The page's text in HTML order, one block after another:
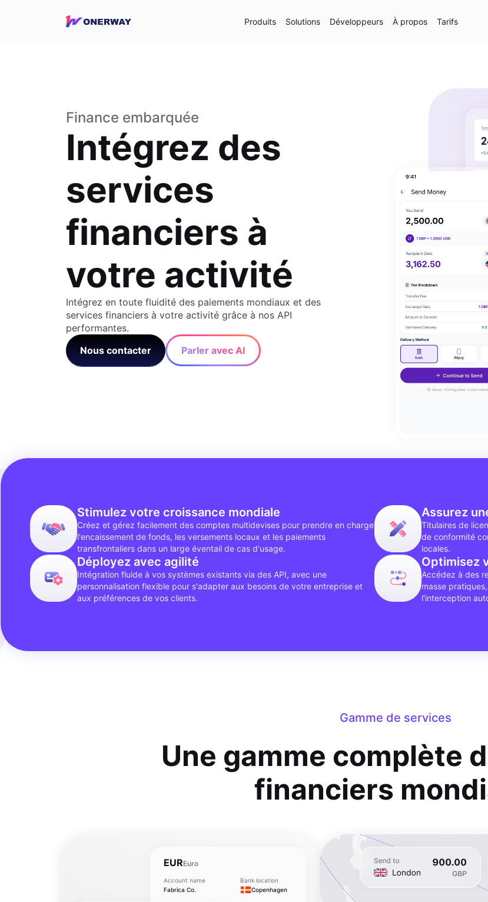
Produits Solutions Développeurs À propos Tarifs
Finance embarquée
Intégrez des
services
financiers à
votre activité
Intégrez en toute fluidité des paiements mondiaux et des
services financiers à votre activité grâce à nos API
performantes.
Nous contacter
Parler avec AI
Stimulez votre croissance mondiale
Créez et gérez facilement des comptes multidevises pour prendre en charge
l'encaissement de fonds, les versements locaux et les paiements
transfrontaliers dans un large éventail de cas d'usage.
Assurez
Titulaires de
de conformité
locales.
Déployez avec agilité
Intégration fluide à vos systèmes existants via des API, avec une
personnalisation flexible pour s'adapter aux besoins de votre entreprise et
aux préférences de vos clients.
Optimisez
Accédez à des
masse
l'interception
Gamme de services
Une gamme complète
financiers
EUREuro
Account name
Fabrica Co.
Bank location
Copenhagen